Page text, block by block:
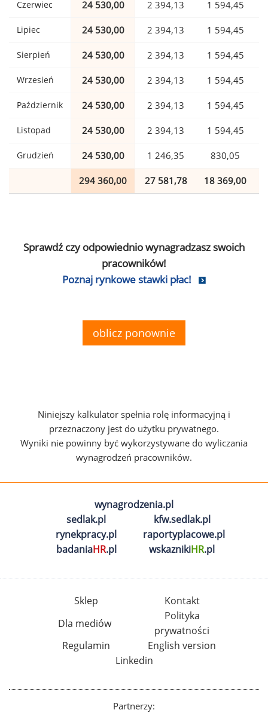
Czerwiec 24 530,00 2 394,13 1 594,45
Lipiec 24 530,00 2 394,13 1 594,45
Sierpień 24 530,00 2 394,13 1 594,45
Wrzesień 24 530,00 2 394,13 1 594,45
Październik 24 530,00 2 394,13 1 594,45
Listopad 24 530,00 2 394,13 1 594,45
Grudzień 24 530,00 1 246,35 830,05
294 360,00 27 581,78 18 369,00
Sprawdź czy odpowiednio wynagradzasz swoich
pracowników!
Poznaj rynkowe stawki płac!
oblicz ponownie
Niniejszy kalkulator spełnia rolę informacyjną i
przeznaczony jest do użytku prywatnego.
Wyniki nie powinny być wykorzystywane do wyliczania
wynagrodzeń pracowników.
wynagrodzenia.pl
sedlak.pl
kfw.sedlak.pl
rynekpracy.pl
raportyplacowe.pl
badaniaHR.pl wskaznikiHR.pl
Sklep
Kontakt
Dla mediów
Polityka
prywatności
Regulamin
English version
Linkedin
Partnerzy: